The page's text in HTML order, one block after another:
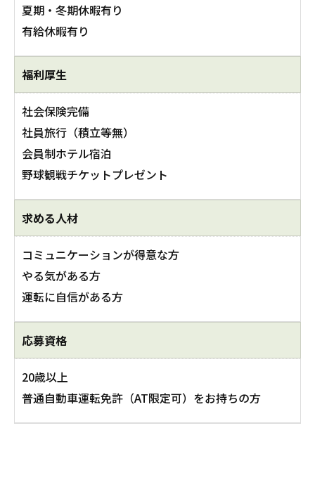
夏期・冬期休暇有り
有給休暇有り
福利厚生
社会保険完備
社員旅行（積立等無）
会員制ホテル宿泊
野球観戦チケットプレゼント
求める人材
コミュニケーションが得意な方
やる気がある方
運転に自信がある方
応募資格
20歳以上
普通自動車運転免許（AT限定可）をお持ちの方